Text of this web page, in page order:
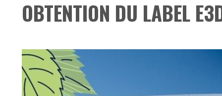
OBTENTION DU LABEL